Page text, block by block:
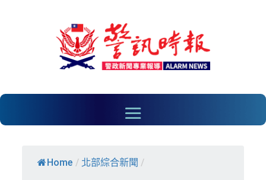
Home / 北部綜合新聞 /